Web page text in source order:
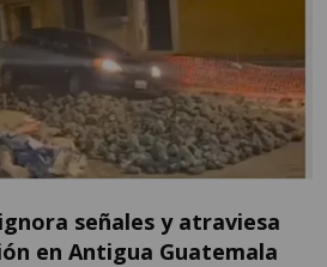
señales y atraviesa
en Antigua Guatemala